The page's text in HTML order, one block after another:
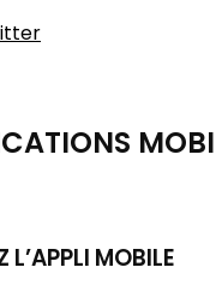
L’APPLI MOBILE